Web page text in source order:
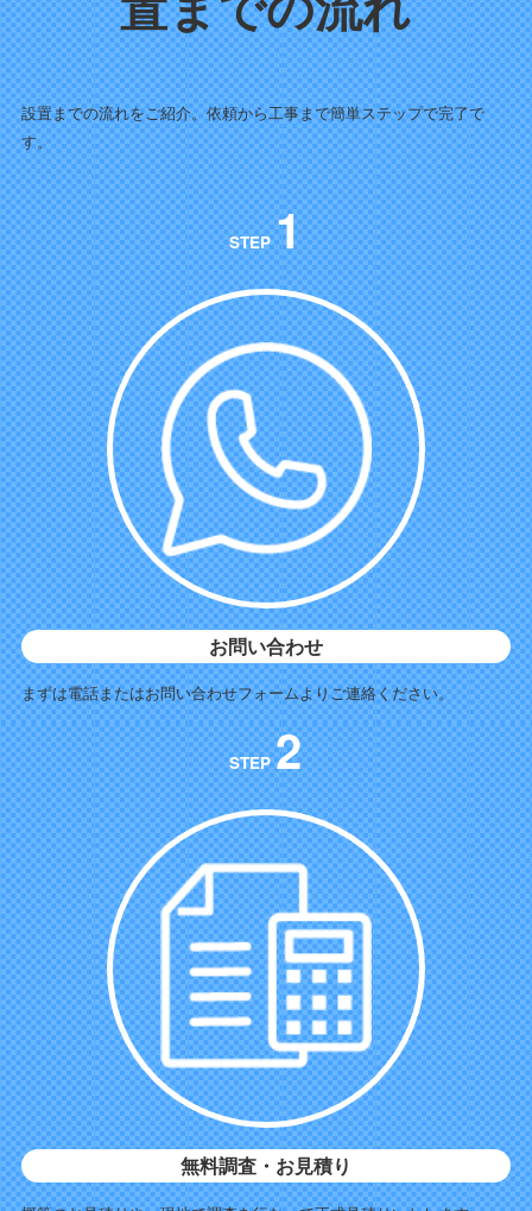
設置までの流れをご紹介。依頼から工事まで簡単ステップで完了で
す。
STEP1
お問い合わせ
まずは電話またはお問い合わせフォームよりご連絡ください。
STEP2
無料調査・お見積り